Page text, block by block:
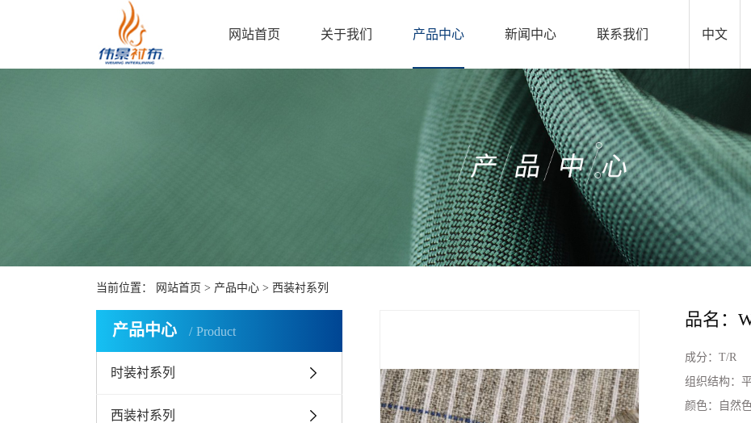
网站首页 关于我们 产品中心 新闻中心 联系我们 中文
当前位置： 网站首页 > 产品中心> 西装衬系列
产品中心 Product
时装衬系列
西装衬系列
品名：
成分： T/R
组织结构：
颜色：
自然